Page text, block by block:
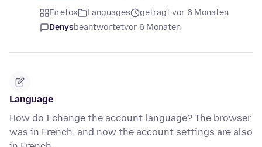
Firefox Languages
gefragt vor 6 Monaten
Denysbeantwortetvor 6 Monaten
Language
How do I change the account language? The browser
was in French, and now the account settings are also